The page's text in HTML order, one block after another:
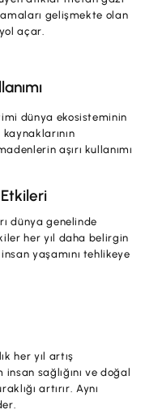
gelişmekte olan
açar.
dünya ekosisteminin
aşırı kullanımı
dünya genelinde
her yıl daha belirgin
yaşamını tehlikeye
her yıl artış
sağlığını ve doğal
artırır. Aynı